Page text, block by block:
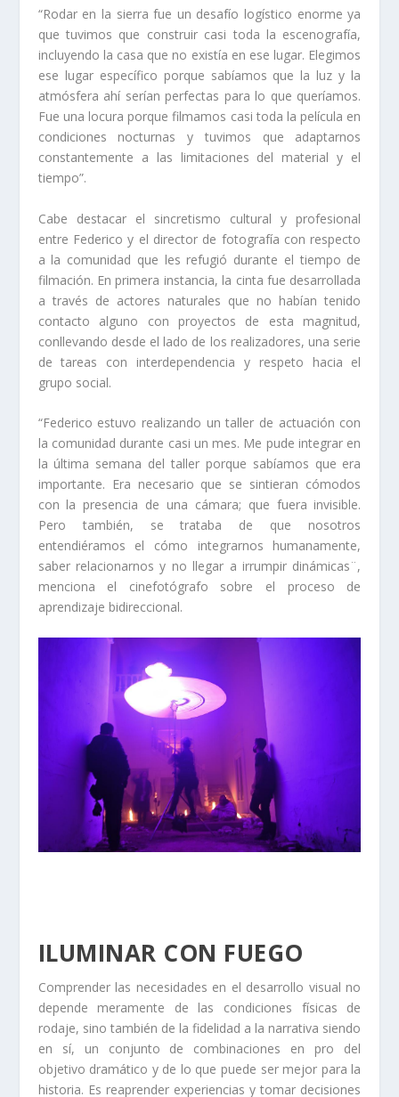
“Rodar en la sierra fue un desafío logístico enorme ya
que tuvimos que construir casi toda la escenografía,
incluyendo la casa que no existía en ese lugar. Elegimos
ese lugar específico porque sabíamos que la luz y la
atmósfera ahí serían perfectas para lo que queríamos.
Fue una locura porque filmamos casi toda la película en
condiciones nocturnas y tuvimos que adaptarnos
constantemente a las limitaciones del material y el
tiempo”.
Cabe destacar el sincretismo cultural y profesional
entre Federico y el director de fotografía con respecto
a la comunidad que les refugió durante el tiempo de
filmación. En primera instancia, la cinta fue desarrollada
a través de actores naturales que no habían tenido
contacto alguno con proyectos de esta magnitud,
conllevando desde el lado de los realizadores, una serie
de tareas con interdependencia y respeto hacia el
grupo social.
“Federico estuvo realizando un taller de actuación con
la comunidad durante casi un mes. Me pude integrar en
la última semana del taller porque sabíamos que era
importante. Era necesario que se sintieran cómodos
con la presencia de una cámara; que fuera invisible.
Pero también, se trataba de que nosotros
entendiéramos el cómo integrarnos humanamente,
saber relacionarnos y no llegar a irrumpir dinámicas¨,
menciona el cinefotógrafo sobre el proceso de
aprendizaje bidireccional.
ILUMINAR CON FUEGO
Comprender las necesidades en el desarrollo visual no
depende meramente de las condiciones físicas de
rodaje, sino también de la fidelidad a la narrativa siendo
en sí, un conjunto de combinaciones en pro del
objetivo dramático y de lo que puede ser mejor para la
historia. Es reaprender experiencias y tomar decisiones